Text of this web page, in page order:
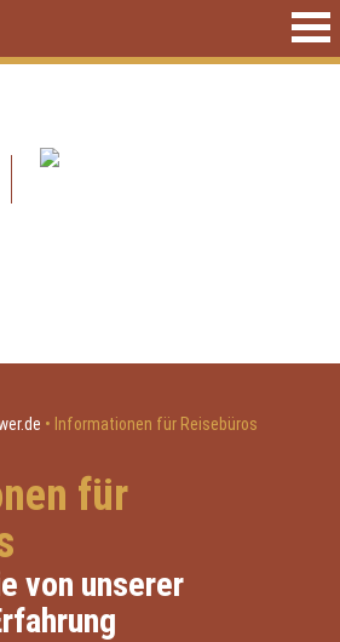
• Informationen für Reisebüros
für
von unserer